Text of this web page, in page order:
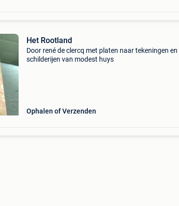
Het Rootland
Door rené de clercq met platen naar tekeningen en
schilderijen van modest huys
Ophalen of Verzenden